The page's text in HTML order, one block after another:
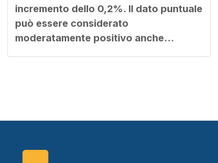
incremento dello 0,2%. Il dato puntuale
può essere considerato
moderatamente positivo anche…